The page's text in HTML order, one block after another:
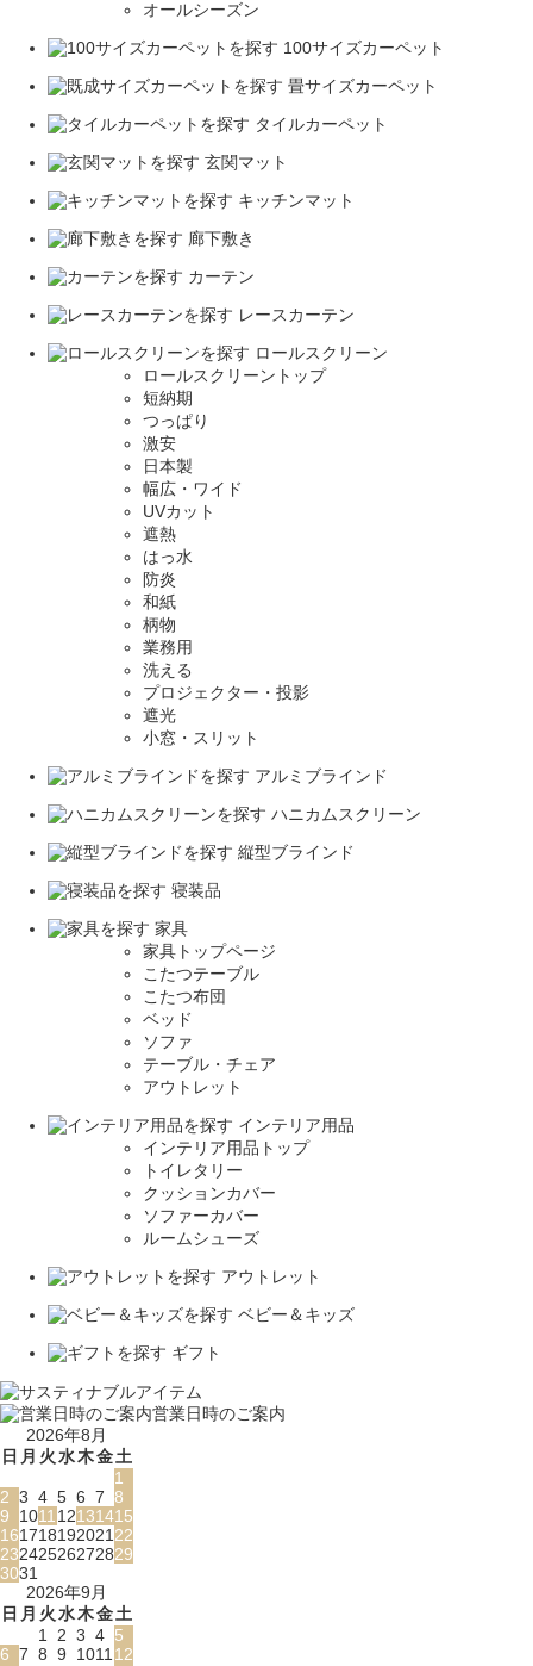
オールシーズン
100サイズカーペット
畳サイズカーペット
タイルカーペット
玄関マット
キッチンマット
廊下敷き
カーテン
レースカーテン
ロールスクリーン
ロールスクリーントップ
短納期
つっぱり
激安
日本製
幅広・ワイド
UVカット
遮熱
はっ水
防炎
和紙
柄物
業務用
洗える
プロジェクター・投影
遮光
小窓・スリット
アルミブラインド
ハニカムスクリーン
縦型ブラインド
寝装品
家具
家具トップページ
こたつテーブル
こたつ布団
ベッド
ソファ
テーブル・チェア
アウトレット
インテリア用品
インテリア用品トップ
トイレタリー
クッションカバー
ソファーカバー
ルームシューズ
アウトレット
ベビー＆キッズ
ギフト
営業日時のご案内
2026年8月
日 月 火水木金土
1
2 3 4 5 6 7 8
9
101112131415
16171819202122
23242526272829
3031
2026年9月
日 月 火水木金土
1 2 3 4 5
6 7 8 9 101112